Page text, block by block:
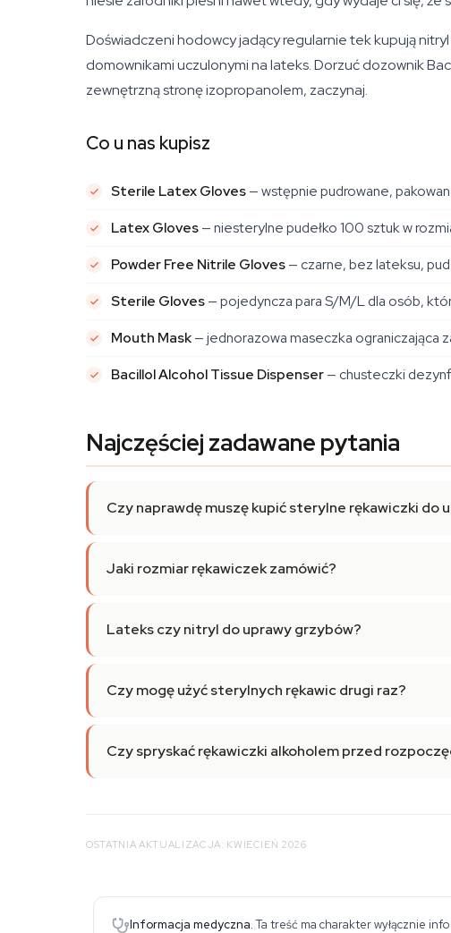
Doświadczeni hodowcy jadący regularnie tek kupują
domownikami uczulonymi na lateks. Dorzuć dozownik
zewnętrzną stronę izopropanolem, zaczynaj.
Co u nas kupisz
Sterile Latex Gloves— wstępnie pudrowane,
Latex Gloves— niesterylne pudełko 100 sztuk w
Powder Free Nitrile Gloves— czarne, bez lateksu,
Sterile Gloves— pojedyncza para S/M/L dla osób,
Mouth Mask— jednorazowa maseczka ograniczająca
Bacillol Alcohol Tissue Dispenser— chusteczki
Najczęściej zadawane pytania
Czy naprawdę muszę kupić sterylne rękawiczki do
Jaki rozmiar rękawiczek zamówić?
Lateks czy nitryl do uprawy grzybów?
Czy mogę użyć sterylnych rękawic drugi raz?
Czy spryskać rękawiczki alkoholem przed
OSTATNIA AKTUALIZACJA: KWIECIEŃ 2026
Informacja medyczna. Ta treść ma charakter wyłącznie